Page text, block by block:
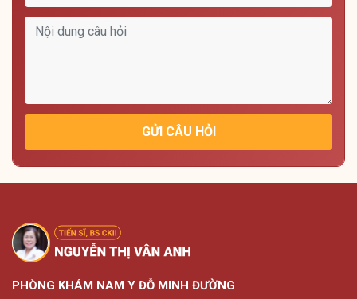
GỬI CÂU HỎI
PHÒNG KHÁM NAM Y ĐỖ MINH ĐƯỜNG